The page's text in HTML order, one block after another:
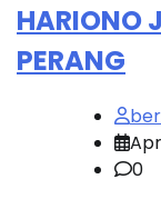
HARIONO
PERANG
0